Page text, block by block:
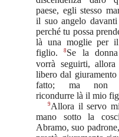
paese, egli stesso
il suo angelo
perché tu possa
là una moglie per
figlio.8 Se la
vorrà seguirti, allora
libero dal giuramento
fatto; ma non
ricondurre là il mio
9Allora il servo
mano sotto la
Abramo, suo